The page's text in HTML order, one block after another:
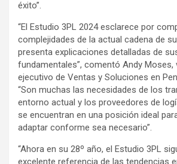
éxito”.
“El Estudio 3PL 2024 esclarece por
complejidades de la actual cadena de
presenta explicaciones detalladas de
fundamentales”, comentó Andy Moses,
ejecutivo de Ventas y Soluciones en
“Son muchas las necesidades de los
entorno actual y los proveedores de
se encuentran en una posición ideal
adaptar conforme sea necesario”.
“Ahora en su 28º año, el Estudio 3PL
excelente referencia de las tendencias